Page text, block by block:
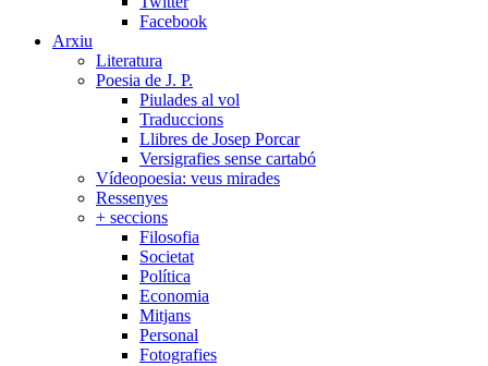
Facebook
Arxiu
Literatura
Poesia de J. P.
Piulades al vol
Traduccions
Llibres de Josep Porcar
Versigrafies sense cartabó
Vídeopoesia: veus mirades
Ressenyes
+ seccions
Filosofia
Societat
Política
Economia
Mitjans
Personal
Fotografies